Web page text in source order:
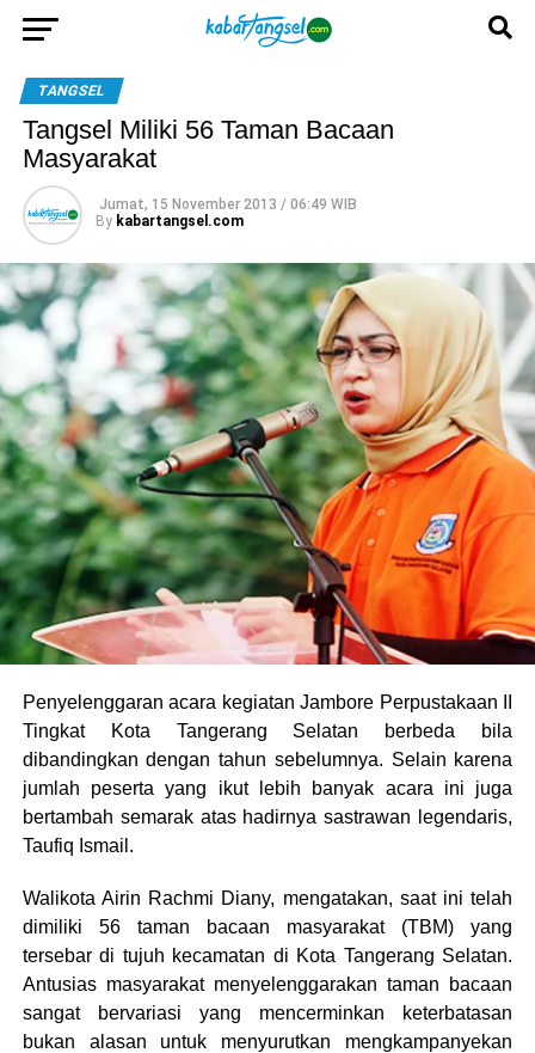
TANGSEL
Tangsel Miliki 56 Taman Bacaan
Masyarakat
Jumat, 15 November 2013 / 06:49 WIB
By kabartangsel.com
Penyelenggaran acara kegiatan Jambore Perpustakaan II
Tingkat Kota Tangerang Selatan berbeda bila
dibandingkan dengan tahun sebelumnya. Selain karena
jumlah peserta yang ikut lebih banyak acara ini juga
bertambah semarak atas hadirnya sastrawan legendaris,
Taufiq Ismail.
Walikota Airin Rachmi Diany, mengatakan, saat ini telah
dimiliki 56 taman bacaan masyarakat (TBM) yang
tersebar di tujuh kecamatan di Kota Tangerang Selatan.
Antusias masyarakat menyelenggarakan taman bacaan
sangat bervariasi yang mencerminkan keterbatasan
bukan alasan untuk menyurutkan mengkampanyekan